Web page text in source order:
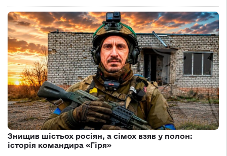
Знищив шістьох росіян, а сімох взяв у полон:
історія командира «Гіря»